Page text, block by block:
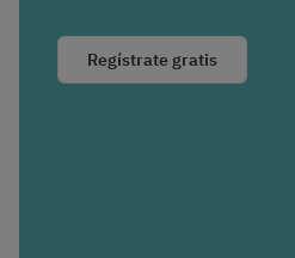
Regístrate gratis